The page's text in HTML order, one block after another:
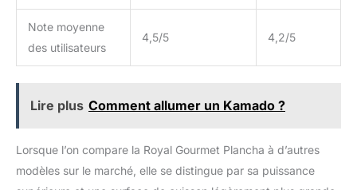
Note moyenne
des utilisateurs
4,5/5 4,2/5
Lire plus Comment allumer un Kamado ?
Lorsque l’on compare la Royal Gourmet Plancha à d’autres
modèles sur le marché, elle se distingue par sa puissance